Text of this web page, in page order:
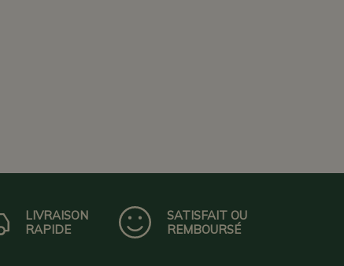
LIVRAISON
RAPIDE
SATISFAIT OU
REMBOURSÉ